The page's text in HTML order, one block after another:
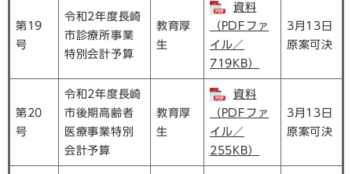
第19
号
令和2年度長崎
市診療所事業
特別会計予算
教育厚
生
資料
（PDFファ
イル／
719KB）
3月13日
原案可決
第20
号
令和2年度長崎
市後期高齢者
医療事業特別
会計予算
教育厚
生
資料
（PDFファ
イル／
255KB）
3月13日
原案可決